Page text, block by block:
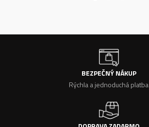
BEZPEČNÝ NÁKUP
Rýchla a jednoduchá platba